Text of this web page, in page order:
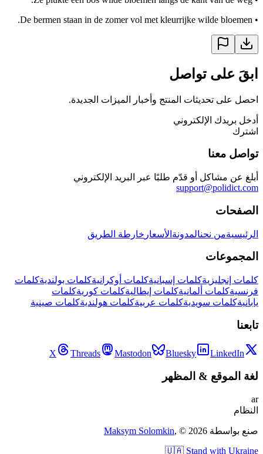
•
De bermen staan in de zomer vol met kleurrijke wilde bloemen.
ابقَ على تواصل
احصل على تحديثات المنتج وأخبار الميزات الجديدة.
أدخل بريدك الإلكتروني
اشترك
تواصل معنا
أبلغ عن مشاكل أو قدّم طلبًا عبر البريد الإلكتروني
support@polidict.com
الصفحات
الرئيسيةمن نحنالمدونة الأسعار خارطة الطريق
المجموعات
كلمات إنجليزيةكلمات إسبانيةكلمات أوكرانيةكلمات بولنديةكلمات
فرنسيةكلمات ألمانيةكلمات إيطاليةكلمات كوريةكلمات
يابانيةكلمات سويديةكلمات عربيةكلمات هولنديةكلمات صينية
تابعنا
X Threads Mastodon Bluesky LinkedIn
لغة الموقع & المظهر
ar
النظام
صنع بواسطة Maksym Solomkin, © 2026
🇺🇦 Stand with Ukraine